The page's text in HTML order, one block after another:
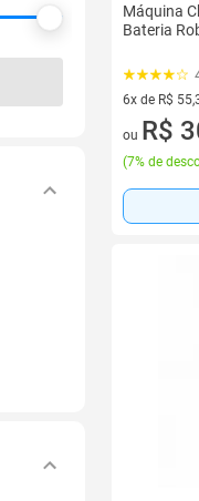
Máquina
Bateria
6x de R$
6 vez de R$
ou R$
(7% de